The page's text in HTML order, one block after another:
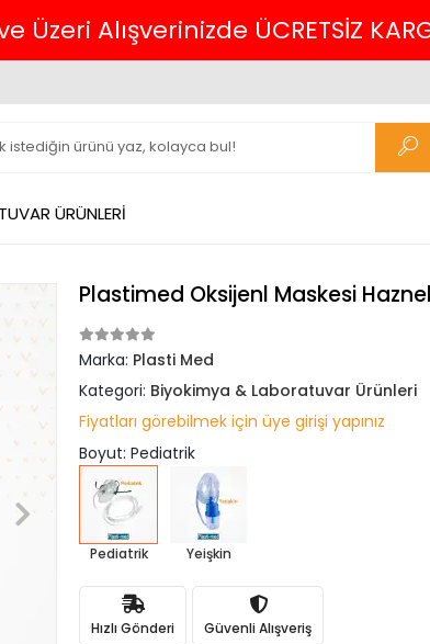
Üzeri Alışverinizde ÜCRETSİZ
ÜRÜNLERİ
Plastimed Oksijenl Maskesi
Marka: Plasti Med
Kategori: Biyokimya & Laboratuvar Ürünleri
Fiyatları görebilmek için üye girişi yapınız
Boyut: Pediatrik
Pediatrik Yeişkin
Hızlı Gönderi Güvenli Alışveriş